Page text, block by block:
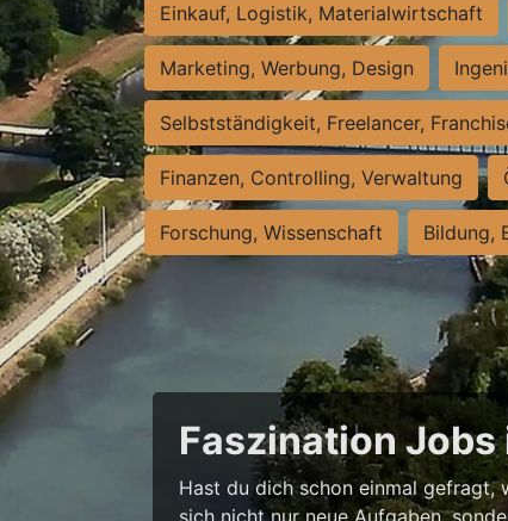
Einkauf, Logistik, Materialwirtschaft
Marketing, Werbung, Design
Selbstständigkeit, Freelancer,
Finanzen, Controlling, Verwaltung
Forschung, Wissenschaft Bildung,
Faszination Jobs
Hast du dich schon einmal gefragt,